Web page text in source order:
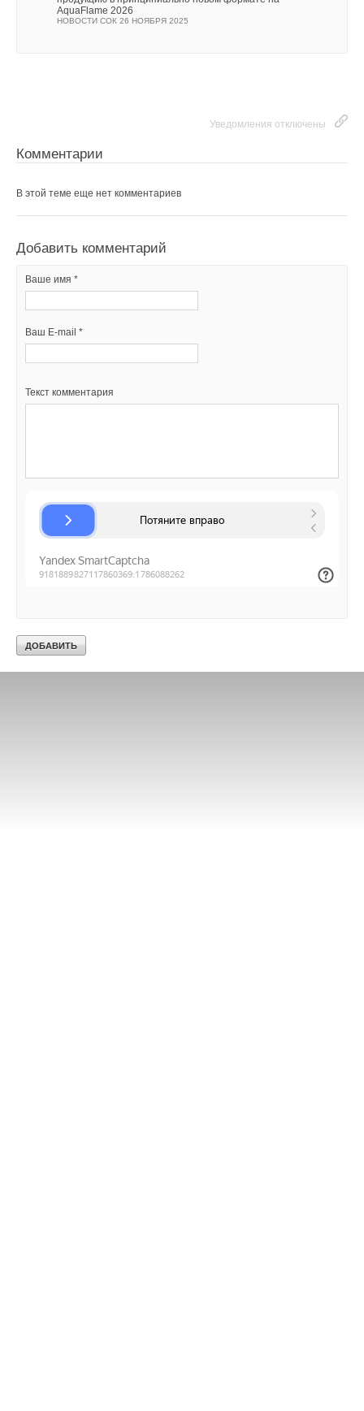
AquaFlame 2026
НОВОСТИ СОК 26 НОЯБРЯ 2025
Уведомления отключены
Комментарии
В этой теме еще нет комментариев
Добавить комментарий
Ваше имя *
Ваш E-mail *
Текст комментария